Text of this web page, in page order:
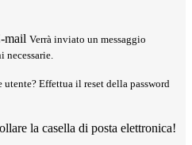
mail Verrà inviato un messaggio
Effettua il reset della password
la casella di posta elettronica!